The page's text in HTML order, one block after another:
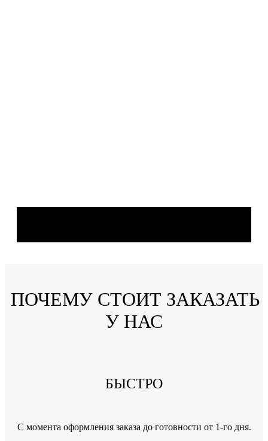
ПОЧЕМУ СТОИТ ЗАКАЗАТЬ
У НАС
БЫСТРО
C момента оформления заказа до готовности от 1-го дня.